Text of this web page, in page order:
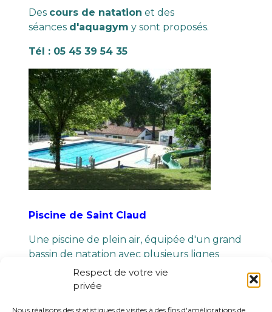
Respect de votre vie
privée
Nous réalisons des statistiques de visites à des fins d'améliorations de
Des cours de natation et des
séances d'aquagym y sont proposés.
Tél : 05 45 39 54 35
Piscine de Saint Claud
Une piscine de plein air, équipée d'un grand
bassin de natation avec plusieurs lignes
d'eau et d'untoboggan.
Cette piscine est entourée d'un large
terrain engazonné qui fait officede